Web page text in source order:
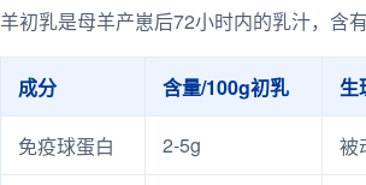
羊初乳是母羊产崽后72小时内的乳汁，含有
成分 含量/100g初乳 生
免疫球蛋白 2-5g 被